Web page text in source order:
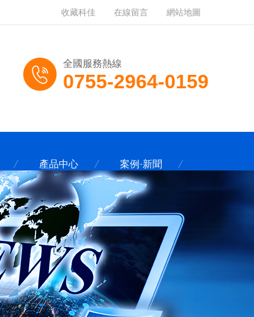
收藏科佳 在線留言 網站地圖
全國服務熱線
0755-2964-0159
產品中心 案例·新聞